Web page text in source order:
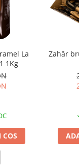
desavarsit se
de produs la 180
ambalat in pungi
La
1Kg
Zahăr